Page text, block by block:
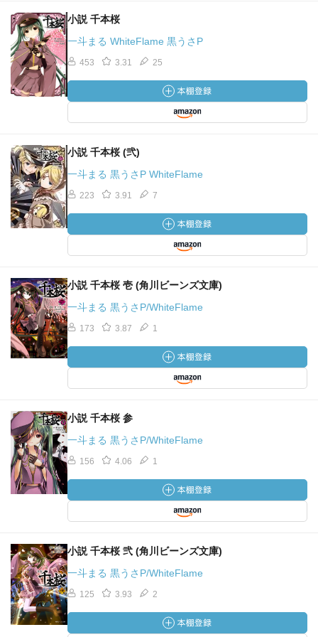
小説 千本桜
一斗まる WhiteFlame 黒うさP
453 3.31 25
小説 千本桜 (弐)
一斗まる 黒うさP WhiteFlame
223 3.91 7
小説 千本桜 壱 (角川ビーンズ文庫)
一斗まる 黒うさP/WhiteFlame
173 3.87 1
小説 千本桜 参
一斗まる 黒うさP/WhiteFlame
156 4.06 1
小説 千本桜 弐 (角川ビーンズ文庫)
一斗まる 黒うさP/WhiteFlame
125 3.93 2